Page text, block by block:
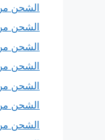
الشحن من
الشحن
الشحن من
الشحن
الشحن
الشحن
الشحن من